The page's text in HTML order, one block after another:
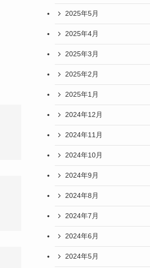
2025年5月
2025年4月
2025年3月
2025年2月
2025年1月
2024年12月
2024年11月
2024年10月
2024年9月
2024年8月
2024年7月
2024年6月
2024年5月